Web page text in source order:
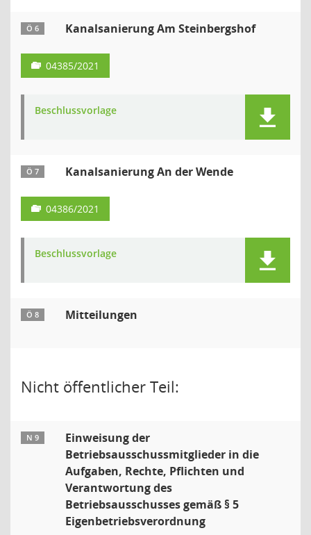
Ö 6 Kanalsanierung Am Steinbergshof
04385/2021
Beschlussvorlage
Ö 7 Kanalsanierung An der Wende
04386/2021
Beschlussvorlage
Ö 8 Mitteilungen
Nicht öffentlicher Teil:
N 9
Einweisung der
Betriebsausschussmitglieder in die
Aufgaben, Rechte, Pflichten und
Verantwortung des
Betriebsausschusses gemäß § 5
Eigenbetriebsverordnung